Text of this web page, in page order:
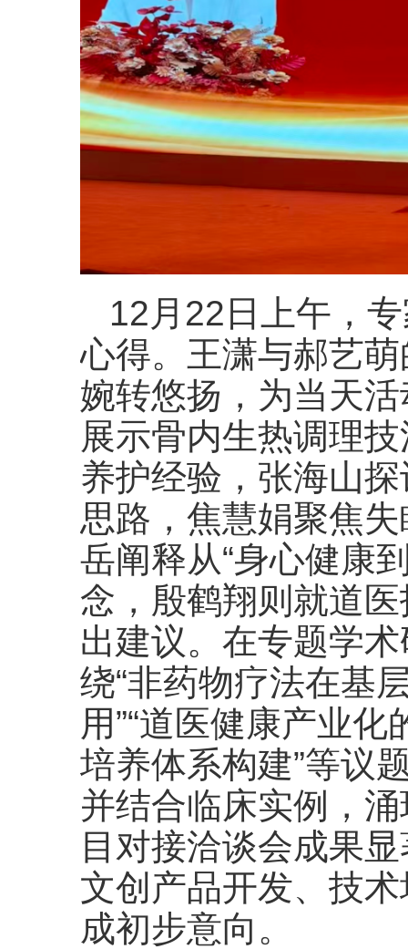
12月22日上午，
心得。王潇与郝艺
婉转悠扬，为当天
展示骨内生热调理
养护经验，张海山
思路，焦慧娟聚焦
岳阐释从“身心健康
念，殷鹤翔则就道
出建议。在专题学
绕“非药物疗法在基
用”“道医健康产业化
培养体系构建”等议
并结合临床实例，
目对接洽谈会成果
文创产品开发、技
成初步意向。